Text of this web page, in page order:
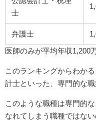
士
弁護士
医師のみが平均年収1,200
このランキングからわか
計士といった、専門的な
このような職種は専門的
なれてしまう職種ではな